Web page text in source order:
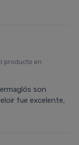
producto en
son
fue excelente,